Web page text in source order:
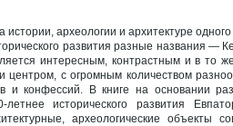
археологии и архитектуре
развития разные названия —
интересным, контрастным и в то
центром, с огромным количеством
и конфессий. В книге на основании
исторического развития
археологические объекты